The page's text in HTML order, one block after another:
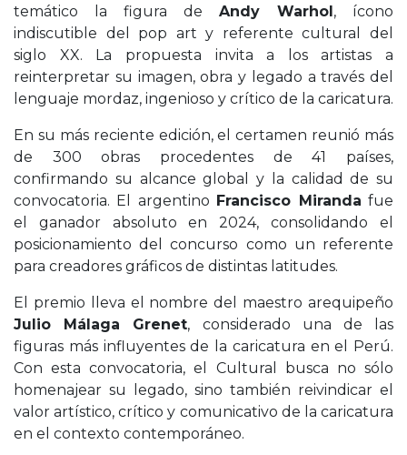
temático la figura de Andy Warhol, ícono
indiscutible del pop art y referente cultural del
siglo XX. La propuesta invita a los artistas a
reinterpretar su imagen, obra y legado a través del
lenguaje mordaz, ingenioso y crítico de la caricatura.
En su más reciente edición, el certamen reunió más
de 300 obras procedentes de 41 países,
confirmando su alcance global y la calidad de su
convocatoria. El argentino Francisco Miranda fue
el ganador absoluto en 2024, consolidando el
posicionamiento del concurso como un referente
para creadores gráficos de distintas latitudes.
El premio lleva el nombre del maestro arequipeño
Julio Málaga Grenet, considerado una de las
figuras más influyentes de la caricatura en el Perú.
Con esta convocatoria, el Cultural busca no sólo
homenajear su legado, sino también reivindicar el
valor artístico, crítico y comunicativo de la caricatura
en el contexto contemporáneo.